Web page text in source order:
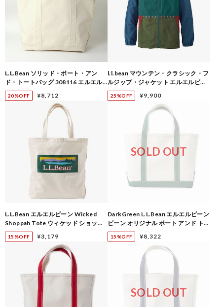
L.L.Bean ソリッド・ボート・アン
ド・トートバッグ 308116 エルエル
ビーン トート コットンキャンバス ナ
チュラル 日本正規取扱店
20%OFF ¥8,712
l.l.bean マウンテン・クラシック・フ
ルジップ・ジャケット エルエルビー
ン ジャパン フィット 506348
25%OFF ¥9,900
L.L.Bean エルエルビーン Wicked
Shoppah Tote ウィケッド ショッパ
ー トート 513734
15%OFF ¥3,179
SOLD OUT
DarkGreen L.L.Bean エルエルビーン
ビーン オリジナル ボート アンド トー
ト バッグ ミディアム 112636
15%OFF ¥8,322
SOLD OUT